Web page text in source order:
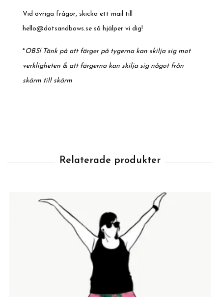
Vid övriga frågor, skicka ett mail till
hello@dotsandbows.se så hjälper vi dig!
*OBS! Tänk på att färger på tygerna kan skilja sig mot
verkligheten & att färgerna kan skilja sig något från
skärm till skärm